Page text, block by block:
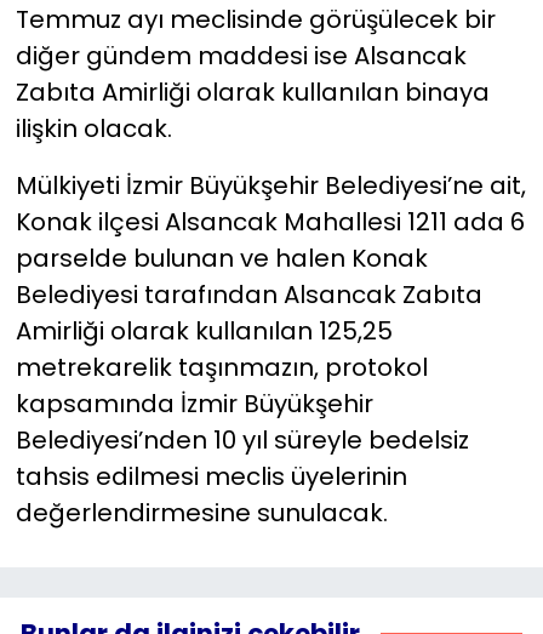
Temmuz ayı meclisinde görüşülecek bir
diğer gündem maddesi ise Alsancak
Zabıta Amirliği olarak kullanılan binaya
ilişkin olacak.
Mülkiyeti İzmir Büyükşehir Belediyesi’ne ait,
Konak ilçesi Alsancak Mahallesi 1211 ada 6
parselde bulunan ve halen Konak
Belediyesi tarafından Alsancak Zabıta
Amirliği olarak kullanılan 125,25
metrekarelik taşınmazın, protokol
kapsamında İzmir Büyükşehir
Belediyesi’nden 10 yıl süreyle bedelsiz
tahsis edilmesi meclis üyelerinin
değerlendirmesine sunulacak.